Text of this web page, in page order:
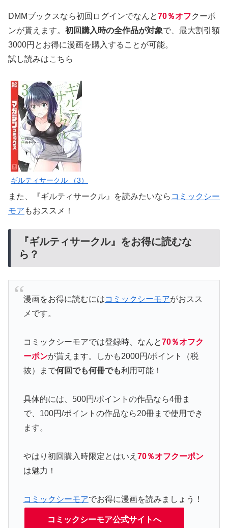
DMMブックスなら初回ログインでなんと70％オフクーポ
ンが貰えます。 初回購入時の全作品が対象で、最大割引額
3000円とお得に漫画を購入することが可能。
試し読みはこちら
ギルティサークル （3）
また、『ギルティサークル』を読みたいなら コミックシー
モア もおススメ！
『ギルティサークル』をお得に読むな
ら？
漫画をお得に読むにはコミックシーモアがおスス
メです。
コミックシーモアでは登録時、なんと70％オフク
ーポンが貰えます。しかも2000円/ポイント（税
抜）まで何回でも何冊でも利用可能！
具体的には、500円/ポイントの作品なら4冊ま
で、100円/ポイントの作品なら20冊まで使用でき
ます。
やはり初回購入時限定とはいえ 70％オフクーポン
は魅力！
コミックシーモアでお得に漫画を読みましょう！
コミックシーモア公式サイトへ